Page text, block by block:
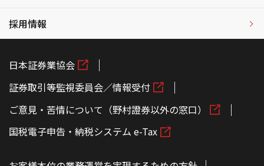
採用情報
日本証券業協会
証券取引等監視委員会／情報受付
ご意見・苦情について（野村證券以外の窓口）
国税電子申告・納税システム e-Tax